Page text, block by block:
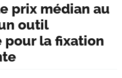
prix médian au
outil
pour la fixation